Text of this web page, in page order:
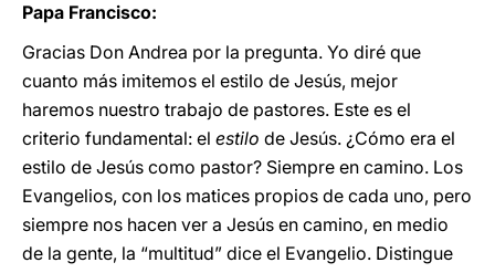
Papa Francisco:
Gracias Don Andrea por la pregunta. Yo diré que
cuanto más imitemos el estilo de Jesús, mejor
haremos nuestro trabajo de pastores. Este es el
criterio fundamental: el estilo de Jesús. ¿Cómo era el
estilo de Jesús como pastor? Siempre en camino. Los
Evangelios, con los matices propios de cada uno, pero
siempre nos hacen ver a Jesús en camino, en medio
de la gente, la “multitud” dice el Evangelio. Distingue